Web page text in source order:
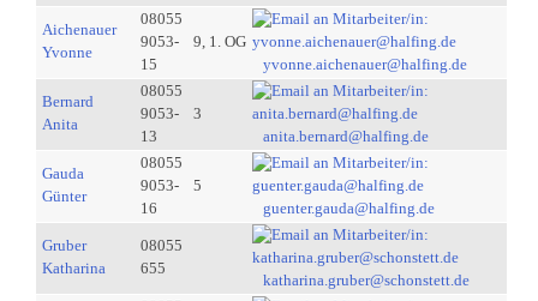
Aichenauer
Yvonne
08055
9053-
15
9, 1. OG
yvonne.aichenauer@halfing.de
Bernard
Anita
08055
9053-
13
3
anita.bernard@halfing.de
Gauda
Günter
08055
9053-
16
5
guenter.gauda@halfing.de
Gruber
Katharina
08055
655
katharina.gruber@schonstett.de